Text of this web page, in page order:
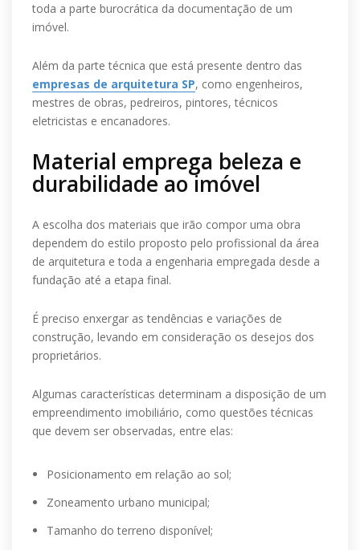
toda a parte burocrática da documentação de um
imóvel.
Além da parte técnica que está presente dentro das
empresas de arquitetura SP, como engenheiros,
mestres de obras, pedreiros, pintores, técnicos
eletricistas e encanadores.
Material emprega beleza e
durabilidade ao imóvel
A escolha dos materiais que irão compor uma obra
dependem do estilo proposto pelo profissional da área
de arquitetura e toda a engenharia empregada desde a
fundação até a etapa final.
É preciso enxergar as tendências e variações de
construção, levando em consideração os desejos dos
proprietários.
Algumas características determinam a disposição de um
empreendimento imobiliário, como questões técnicas
que devem ser observadas, entre elas:
Posicionamento em relação ao sol;
Zoneamento urbano municipal;
Tamanho do terreno disponível;